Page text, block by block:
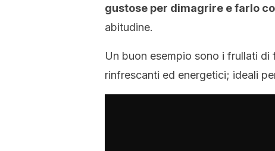
gustose per dimagrire e farlo
abitudine.
Un buon esempio sono i frullati
rinfrescanti ed energetici; ideali